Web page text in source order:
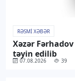
RƏSMI XƏBƏR
Xəzər
təyin edilib
07.08.2026 39